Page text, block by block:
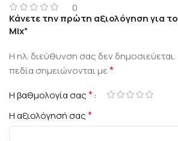
0
Κάνετε την πρώτη αξιολόγηση για
Mix”
Η ηλ. διεύθυνση σας δεν δημοσιεύεται.
πεδία σημειώνονται με*
Η βαθμολογία σας*
Η αξιολόγησή σας*